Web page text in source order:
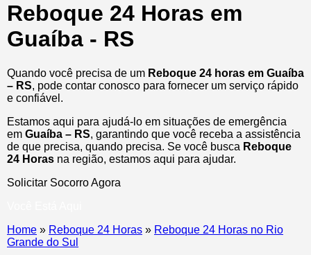
Reboque 24 Horas em
Guaíba - RS
Quando você precisa de um Reboque 24 horas em Guaíba
– RS, pode contar conosco para fornecer um serviço rápido
e confiável.
Estamos aqui para ajudá-lo em situações de emergência
em Guaíba – RS, garantindo que você receba a assistência
de que precisa, quando precisa. Se você busca Reboque
24 Horas na região, estamos aqui para ajudar.
Solicitar Socorro Agora
Home » Reboque 24 Horas » Reboque 24 Horas no Rio
Grande do Sul